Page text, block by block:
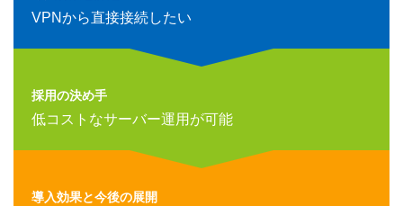
VPNから直接接続したい
採用の決め手
低コストなサーバー運用が可能
導入効果と今後の展開